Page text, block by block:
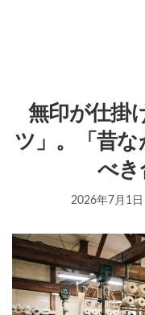
無印が仕掛
ツ」。「昔
べき
2026年7月1日